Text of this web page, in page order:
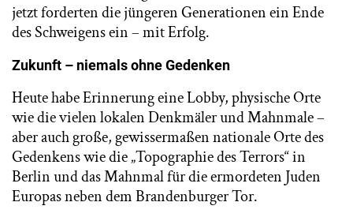
jetzt forderten die jüngeren Generationen ein Ende
des Schweigens ein – mit Erfolg.
Zukunft – niemals ohne Gedenken
Heute habe Erinnerung eine Lobby, physische Orte
wie die vielen lokalen Denkmäler und Mahnmale –
aber auch große, gewissermaßen nationale Orte des
Gedenkens wie die „Topographie des Terrors“ in
Berlin und das Mahnmal für die ermordeten Juden
Europas neben dem Brandenburger Tor.